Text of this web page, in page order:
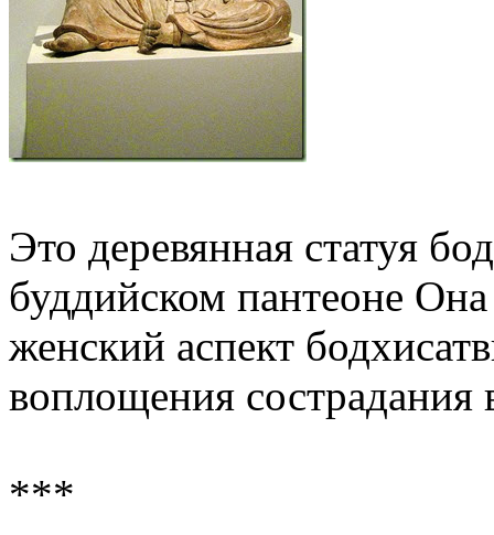
Это деревянная статуя
буддийском пантеоне
женский аспект
воплощения сострадания
***